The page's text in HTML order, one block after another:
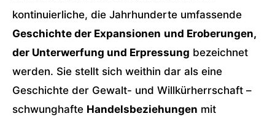
kontinuierliche, die Jahrhunderte umfassende
Geschichte der Expansionen und Eroberungen,
der Unterwerfung und Erpressung bezeichnet
werden. Sie stellt sich weithin dar als eine
Geschichte der Gewalt- und Willkürherrschaft –
schwunghafte Handelsbeziehungen mit